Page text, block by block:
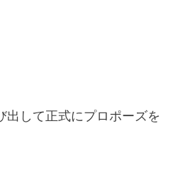
出して正式にプロポーズを